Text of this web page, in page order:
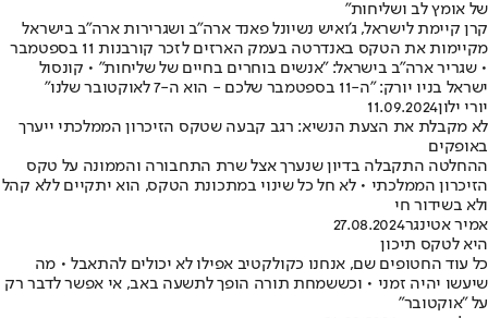
של אומץ לב ושליחות"
קרן קיימת לישראל, ג'ואיש נשיונל פאנד ארה"ב ושגרירות ארה"ב בישראל
מקיימות את הטקס באנדרטה בעמק הארזים לזכר קורבנות 11 בספטמבר
• שגריר ארה"ב בישראל: "אנשים בוחרים בחיים של שליחות" • קונסול
ישראל בניו יורק: "ה-11 בספטמבר שלכם - הוא ה-7 לאוקטובר שלנו"
יורי ילון11.09.2024
לא מקבלת את הצעת הנשיא: רגב קבעה שטקס הזיכרון הממלכתי ייערך
באופקים
ההחלטה התקבלה בדיון שנערך אצל שרת התחבורה והממונה על טקס
הזיכרון הממלכתי • לא חל כל שינוי במתכונת הטקס, הוא יתקיים ללא קהל
ולא בשידור חי
אמיר אטינגר27.08.2024
היא לטקס תיכון
כל עוד החטופים שם, אנחנו כקולקטיב אפילו לא יכולים להתאבל • מה
שיעשו יהיה זמני • וכששמחת תורה הופך לתשעה באב, אי אפשר לדבר רק
על "אוקטובר"